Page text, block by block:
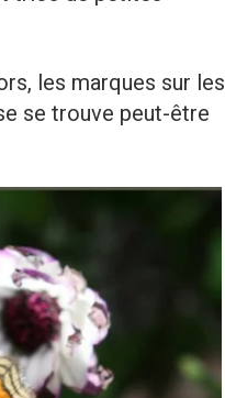
les marques sur les
se trouve peut-être